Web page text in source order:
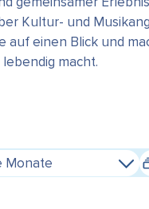
Kultur- und
einen Blick und
macht.
Monate